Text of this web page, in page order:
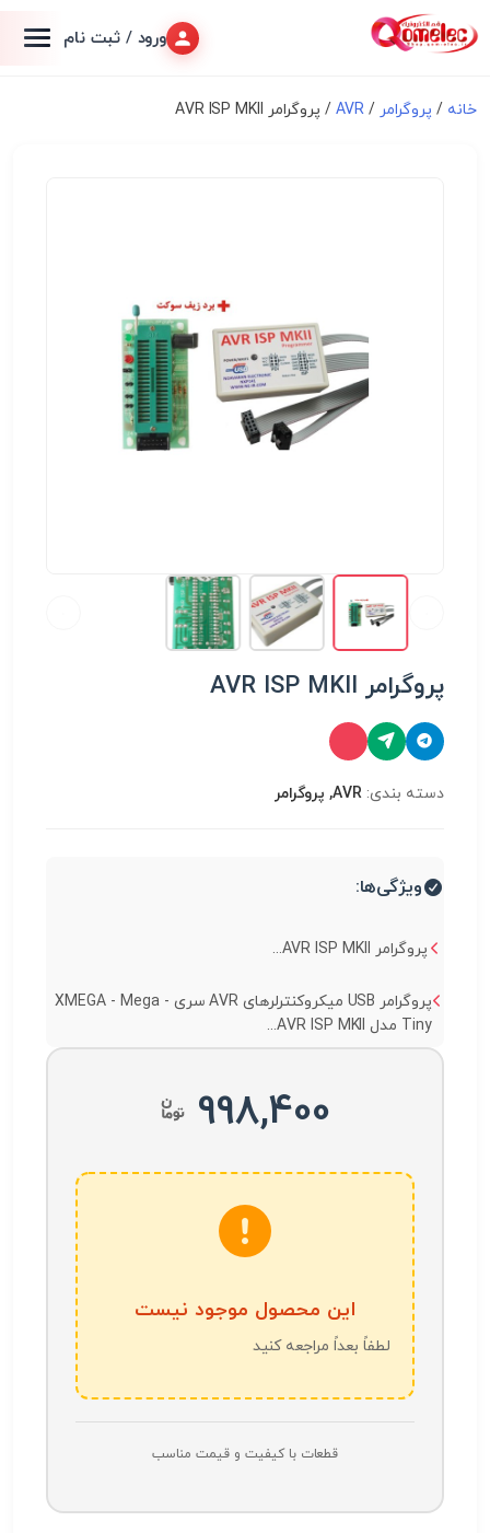
ورود / ثبت نام
خانه / پروگرامر /
AVR / پروگرامر AVR ISP MKII
پروگرامر AVR ISP MKII
دسته بندی: AVR, پروگرامر
ویژگی‌ها:
پروگرامر AVR ISP MKII...
پروگرامر USB میکروکنترلرهای AVR سری XMEGA - Mega -
Tiny مدل AVR ISP MKII...
998,400
این محصول موجود نیست
لطفاً بعداً مراجعه کنید
قطعات با کیفیت و قیمت مناسب